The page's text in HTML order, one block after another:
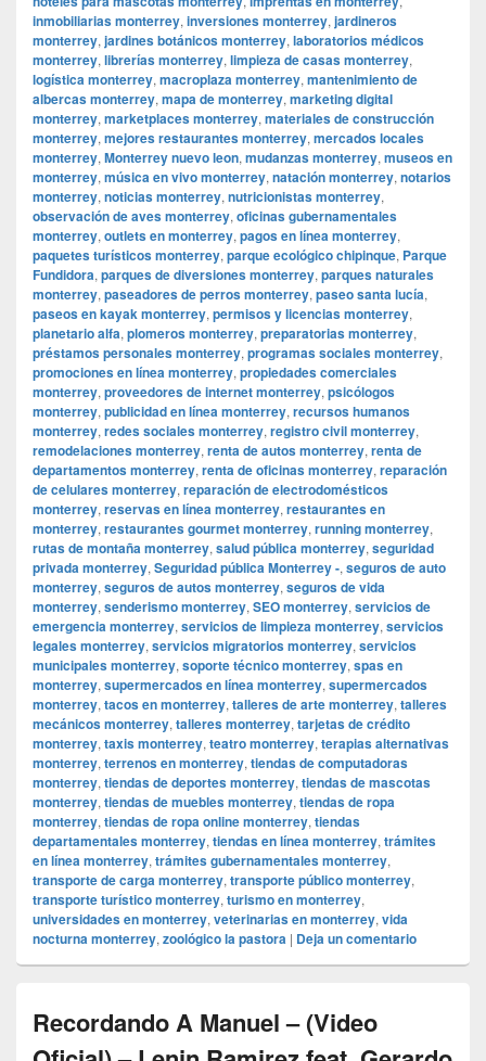
inmobiliarias monterrey, inversiones monterrey, jardineros
monterrey, jardines botánicos monterrey, laboratorios médicos
monterrey, librerías monterrey, limpieza de casas monterrey,
logística monterrey, macroplaza monterrey, mantenimiento de
albercas monterrey, mapa de monterrey, marketing digital
monterrey, marketplaces monterrey, materiales de construcción
monterrey, mejores restaurantes monterrey, mercados locales
monterrey, Monterrey nuevo leon, mudanzas monterrey, museos en
monterrey, música en vivo monterrey, natación monterrey, notarios
monterrey, noticias monterrey, nutricionistas monterrey,
observación de aves monterrey, oficinas gubernamentales
monterrey, outlets en monterrey, pagos en línea monterrey,
paquetes turísticos monterrey, parque ecológico chipinque, Parque
Fundidora, parques de diversiones monterrey, parques naturales
monterrey, paseadores de perros monterrey, paseo santa lucía,
paseos en kayak monterrey, permisos y licencias monterrey,
planetario alfa, plomeros monterrey, preparatorias monterrey,
préstamos personales monterrey, programas sociales monterrey,
promociones en línea monterrey, propiedades comerciales
monterrey, proveedores de internet monterrey, psicólogos
monterrey, publicidad en línea monterrey, recursos humanos
monterrey, redes sociales monterrey, registro civil monterrey,
remodelaciones monterrey, renta de autos monterrey, renta de
departamentos monterrey, renta de oficinas monterrey, reparación
de celulares monterrey, reparación de electrodomésticos
monterrey, reservas en línea monterrey, restaurantes en
monterrey, restaurantes gourmet monterrey, running monterrey,
rutas de montaña monterrey, salud pública monterrey, seguridad
privada monterrey, Seguridad pública Monterrey -, seguros de auto
monterrey, seguros de autos monterrey, seguros de vida
monterrey, senderismo monterrey, SEO monterrey, servicios de
emergencia monterrey, servicios de limpieza monterrey, servicios
legales monterrey, servicios migratorios monterrey, servicios
municipales monterrey, soporte técnico monterrey, spas en
monterrey, supermercados en línea monterrey, supermercados
monterrey, tacos en monterrey, talleres de arte monterrey, talleres
mecánicos monterrey, talleres monterrey, tarjetas de crédito
monterrey, taxis monterrey, teatro monterrey, terapias alternativas
monterrey, terrenos en monterrey, tiendas de computadoras
monterrey, tiendas de deportes monterrey, tiendas de mascotas
monterrey, tiendas de muebles monterrey, tiendas de ropa
monterrey, tiendas de ropa online monterrey, tiendas
departamentales monterrey, tiendas en línea monterrey, trámites
en línea monterrey, trámites gubernamentales monterrey,
transporte de carga monterrey, transporte público monterrey,
transporte turístico monterrey, turismo en monterrey,
universidades en monterrey, veterinarias en monterrey, vida
nocturna monterrey, zoológico la pastora | Deja un comentario
Recordando A Manuel – (Video